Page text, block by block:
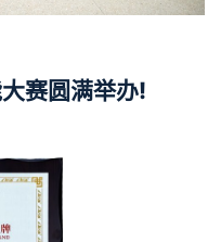
赛圆满举办!